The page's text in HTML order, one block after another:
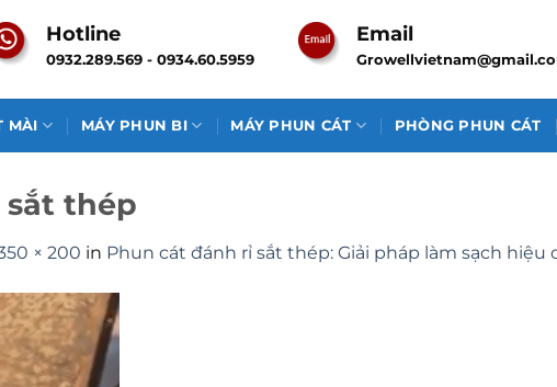
Hotline
0932.289.569 - 0934.60.5959
Email
MÀI MÁY PHUN BI MÁY PHUN CÁT PHÒNG PHUN CÁT
thép
× 200 in Phun cát đánh rỉ sắt thép: Giải pháp làm sạch hiệu